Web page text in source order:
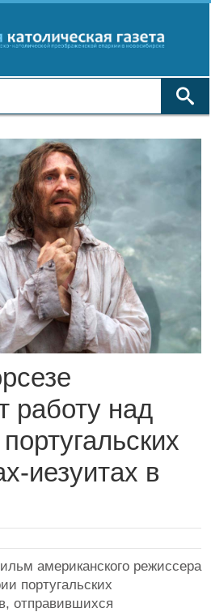
работу над
иезуитах в
американского режиссера
португальских
отправившихся